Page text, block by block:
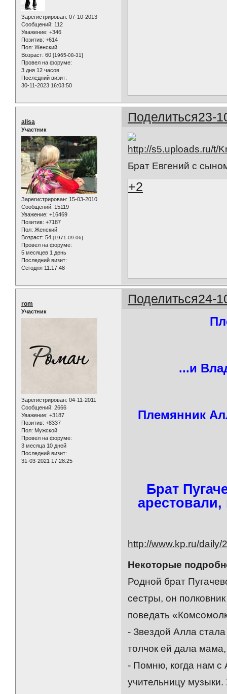
Зарегистрирован: 07-10-2013
Сообщений: 112
Уважение: +346
Позитив: +614
Пол: Женский
Возраст: 60 [1965-08-31]
Провел на форуме:
3 дня 12 часов
Последний визит:
30-11-2023 16:03:50
Поделиться23-
alisa
Участник
Зарегистрирован: 15-03-2010
Сообщений: 15119
Уважение: +16469
Позитив: +7187
Пол: Женский
Возраст: 54 [1971-09-06]
Провел на форуме:
5 месяцев 1 день
Последний визит:
Сегодня 11:17:48
Брат Евгений с
+2
Поделиться24-
rom
Участник
Зарегистрирован: 04-11-2011
Сообщений: 2666
Уважение: +3187
Позитив: +8337
Пол: Мужской
Провел на форуме:
3 месяца 10 дней
Последний визит:
31-03-2021 17:28:25
...и
Племянник
Брат
http://www.kp.ru/
Некоторые
Родной брат
сестры, он
поведать
- Звездой Алла
толчок ей дала
- Помню, когда нам с
учительницу